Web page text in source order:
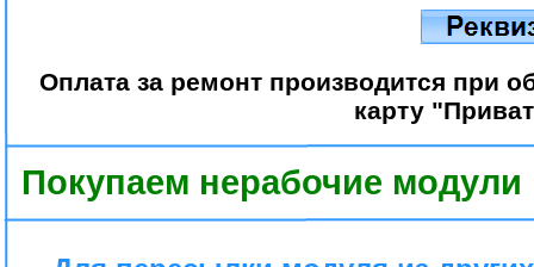
Оплата за ремонт производится при
карту
Покупаем нерабочие модули